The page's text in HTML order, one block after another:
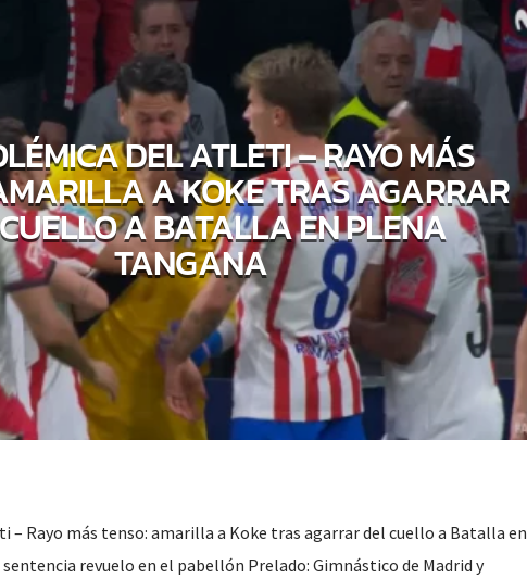
DEL ATLETI – RAYO MÁS
A KOKE TRAS AGARRAR
A BATALLA EN PLENA
TANGANA
– Rayo más tenso: amarilla a Koke tras agarrar del cuello a Batalla en
revuelo en el pabellón Prelado: Gimnástico de Madrid y